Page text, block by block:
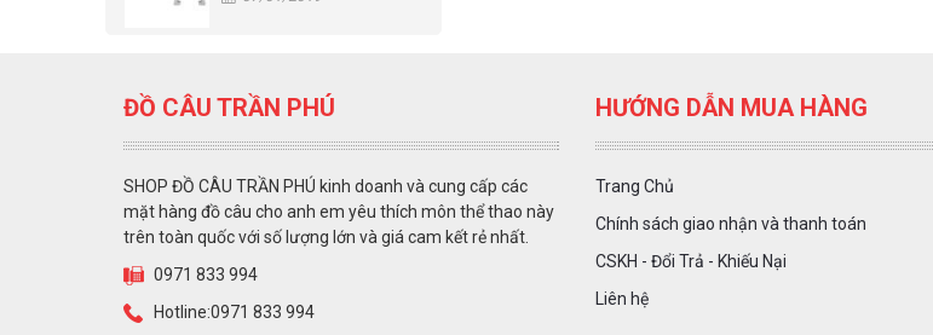
ĐỒ CÂU TRẦN PHÚ
SHOP ĐỒ CÂU TRẦN PHÚ kinh doanh và cung cấp các
mặt hàng đồ câu cho anh em yêu thích môn thể thao này
trên toàn quốc với số lượng lớn và giá cam kết rẻ nhất.
0971 833 994
Hotline:0971 833 994
HƯỚNG DẪN MUA HÀNG
Trang Chủ
Chính sách giao nhận và thanh toán
CSKH - Đổi Trả - Khiếu Nại
Liên hệ